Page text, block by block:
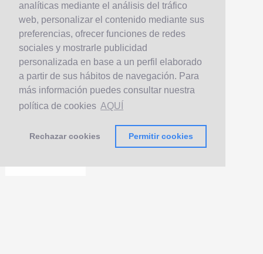
analíticas mediante el análisis del tráfico
web, personalizar el contenido mediante sus
preferencias, ofrecer funciones de redes
sociales y mostrarle publicidad
personalizada en base a un perfil elaborado
a partir de sus hábitos de navegación. Para
más información puedes consultar nuestra
política de cookies AQUÍ
Rechazar cookies Permitir cookies